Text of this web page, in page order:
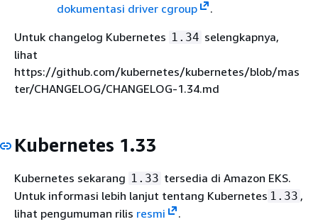
dokumentasi driver cgroup
.
Untuk changelog Kubernetes 1.34 selengkapnya,
lihat
https://github.com/kubernetes/kubernetes/blob/mas
ter/CHANGELOG/CHANGELOG-1.34.md
Kubernetes 1.33
Kubernetes sekarang 1.33 tersedia di Amazon EKS.
Untuk informasi lebih lanjut tentang Kubernetes 1.33 ,
lihat pengumuman rilis resmi .